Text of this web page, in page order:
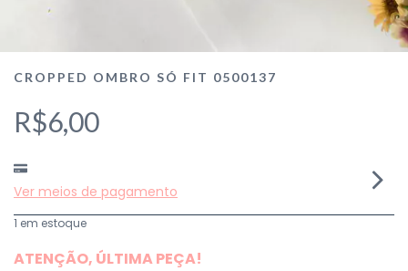
CROPPED OMBRO SÓ FIT 0500137
R$6,00
Ver meios de pagamento
1 em estoque
ATENÇÃO, ÚLTIMA PEÇA!